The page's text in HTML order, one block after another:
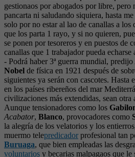
gestionaos por abogados por libre, pero
pancarta ni saludando siquiera, hasta
solo por no estar al lao de canallas a los
que los parta 1 rayo, y si no quieren,
se ponen por tesoreros y en puestos de
canallas que 1 trabajador pueda echarse
- Podrá haber 3ª guerra mundial,
Nobel de física en 1921 después de
siguientes ya serán con cascotes. Hasta
en los países ribereños del mar
civilizaciones más extendidas, sean
Aunque tensionadores como los
Acabator, Blanco, provocadores como
la alegría de los velatorios y los
muermo telepredicador profesional tan
Buruaga, que bien empleadas las
voluntarios y becarias malpagaos que